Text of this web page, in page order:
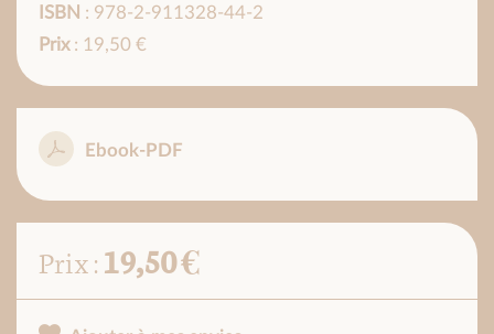
ISBN : 978-2-911328-44-2
Prix: 19,50 €
Ebook-PDF
Prix :19,50 €